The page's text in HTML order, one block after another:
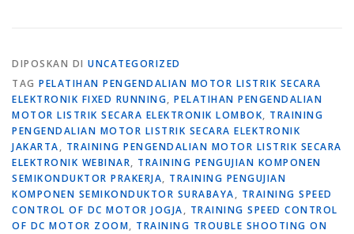
DIPOSKAN DI UNCATEGORIZED
TAG PELATIHAN PENGENDALIAN MOTOR LISTRIK SECARA
ELEKTRONIK FIXED RUNNING, PELATIHAN PENGENDALIAN
MOTOR LISTRIK SECARA ELEKTRONIK LOMBOK, TRAINING
PENGENDALIAN MOTOR LISTRIK SECARA ELEKTRONIK
JAKARTA, TRAINING PENGENDALIAN MOTOR LISTRIK SECARA
ELEKTRONIK WEBINAR, TRAINING PENGUJIAN KOMPONEN
SEMIKONDUKTOR PRAKERJA, TRAINING PENGUJIAN
KOMPONEN SEMIKONDUKTOR SURABAYA, TRAINING SPEED
CONTROL OF DC MOTOR JOGJA, TRAINING SPEED CONTROL
OF DC MOTOR ZOOM, TRAINING TROUBLE SHOOTING ON